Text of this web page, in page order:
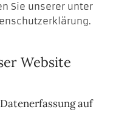
Sie unserer unter
Website
auf